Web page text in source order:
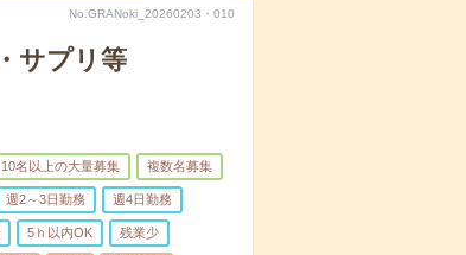
No.GRANoki_20260203・010
サプリ等
10名以上の大量募集 複数名募集
週2～3日勤務 週4日勤務
5ｈ以内OK 残業少